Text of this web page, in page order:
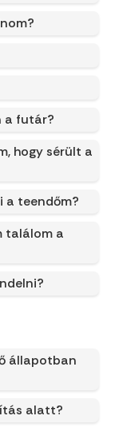
a futár?
hogy sérült a
a teendőm?
találom a
állapotban
alatt?